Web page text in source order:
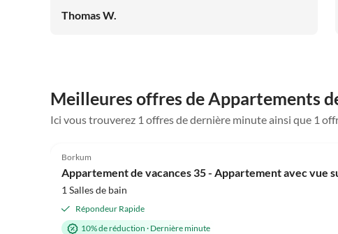
Thomas W.
Meilleures offres de Appartements
Ici vous trouverez 1 offres de dernière minute ainsi que 1
Borkum
Appartement de vacances 35 - Appartement avec vue
1 Salles de bain
Répondeur Rapide
10% de réduction · Dernière minute